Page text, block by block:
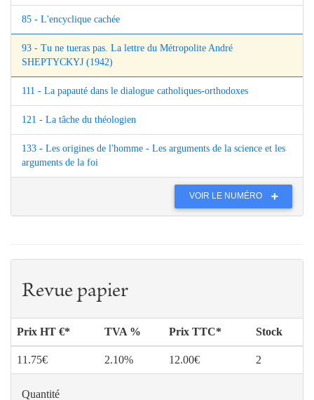
85 - L'encyclique cachée
93 - Tu ne tueras pas. La lettre du Métropolite André
SHEPTYCKYJ (1942)
111 - La papauté dans le dialogue catholiques-orthodoxes
121 - La tâche du théologien
133 - Les origines de l'homme - Les arguments de la science et les
arguments de la foi
VOIR LE NUMÉRO
Revue papier
Prix HT €* TVA % Prix TTC* Stock
11.75€ 2.10% 12.00€ 2
Quantité